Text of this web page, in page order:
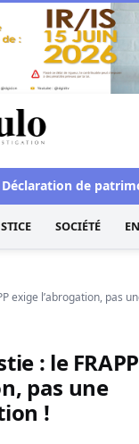
site
de
SOCIÉTÉ
exige l’abrogation, pas
: le
pas une
!